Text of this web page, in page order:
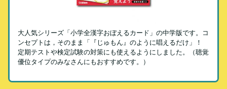
大人気シリーズ「小学全漢字おぼえるカード」の中学版です。コ
ンセプトは，そのまま「『じゅもん』のように唱えるだけ」！
定期テストや検定試験の対策にも使えるようにしました。（聴覚
優位タイプのみなさんにもおすすめです。）